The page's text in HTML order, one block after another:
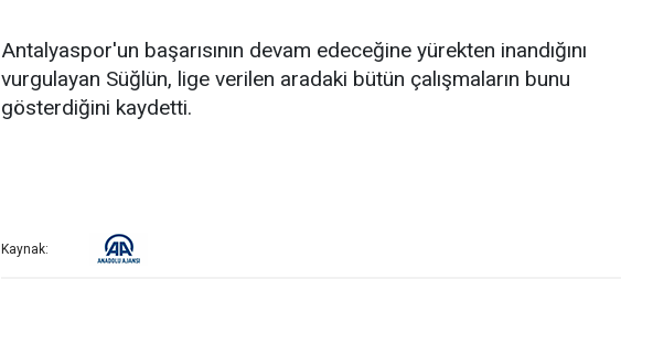
Antalyaspor'un başarısının devam edeceğine yürekten inandığını
vurgulayan Süğlün, lige verilen aradaki bütün çalışmaların bunu
gösterdiğini kaydetti.
Kaynak: